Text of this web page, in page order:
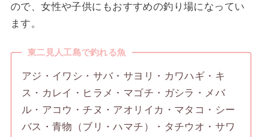
ので、女性や子供にもおすすめの釣り場になってい
ます。
東二見人工島で釣れる魚
アジ・イワシ・サバ・サヨリ・カワハギ・キ
ス・カレイ・ヒラメ・マゴチ・ガシラ・メバ
ル・アコウ・チヌ・アオリイカ・マタコ・シー
バス・青物（ブリ・ハマチ）・タチウオ・サワ